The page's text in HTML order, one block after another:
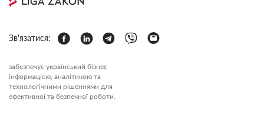
Зв'язатися:
забезпечує український бізнес
інформацією, аналітикою та
технологічними рішеннями для
ефективної та безпечної роботи.